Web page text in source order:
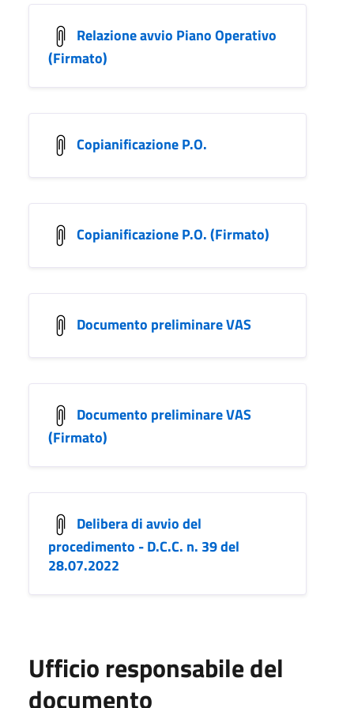
Relazione avvio Piano Operativo
(Firmato)
Copianificazione P.O.
Copianificazione P.O. (Firmato)
Documento preliminare VAS
Documento preliminare VAS
(Firmato)
Delibera di avvio del
procedimento - D.C.C. n. 39 del
28.07.2022
Ufficio responsabile del
documento